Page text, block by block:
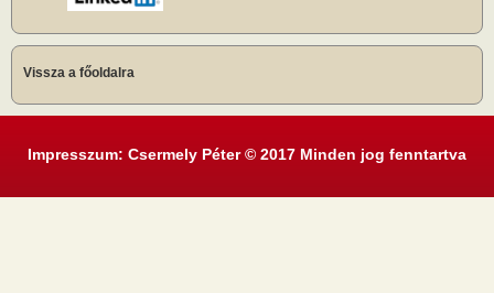
Vissza a főoldalra
Impresszum: Csermely Péter © 2017 Minden jog fenntartva